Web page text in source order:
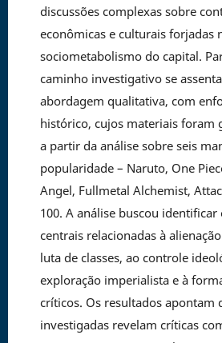
discussões complexas sobre
econômicas e culturais forjadas
sociometabolismo do capital.
caminho investigativo se
abordagem qualitativa, com
histórico, cujos materiais foram
a partir da análise sobre seis
popularidade – Naruto, One
Angel, Fullmetal Alchemist,
100. A análise buscou identificar
centrais relacionadas à
luta de classes, ao controle
exploração imperialista e à
críticos. Os resultados apontam
investigadas revelam críticas